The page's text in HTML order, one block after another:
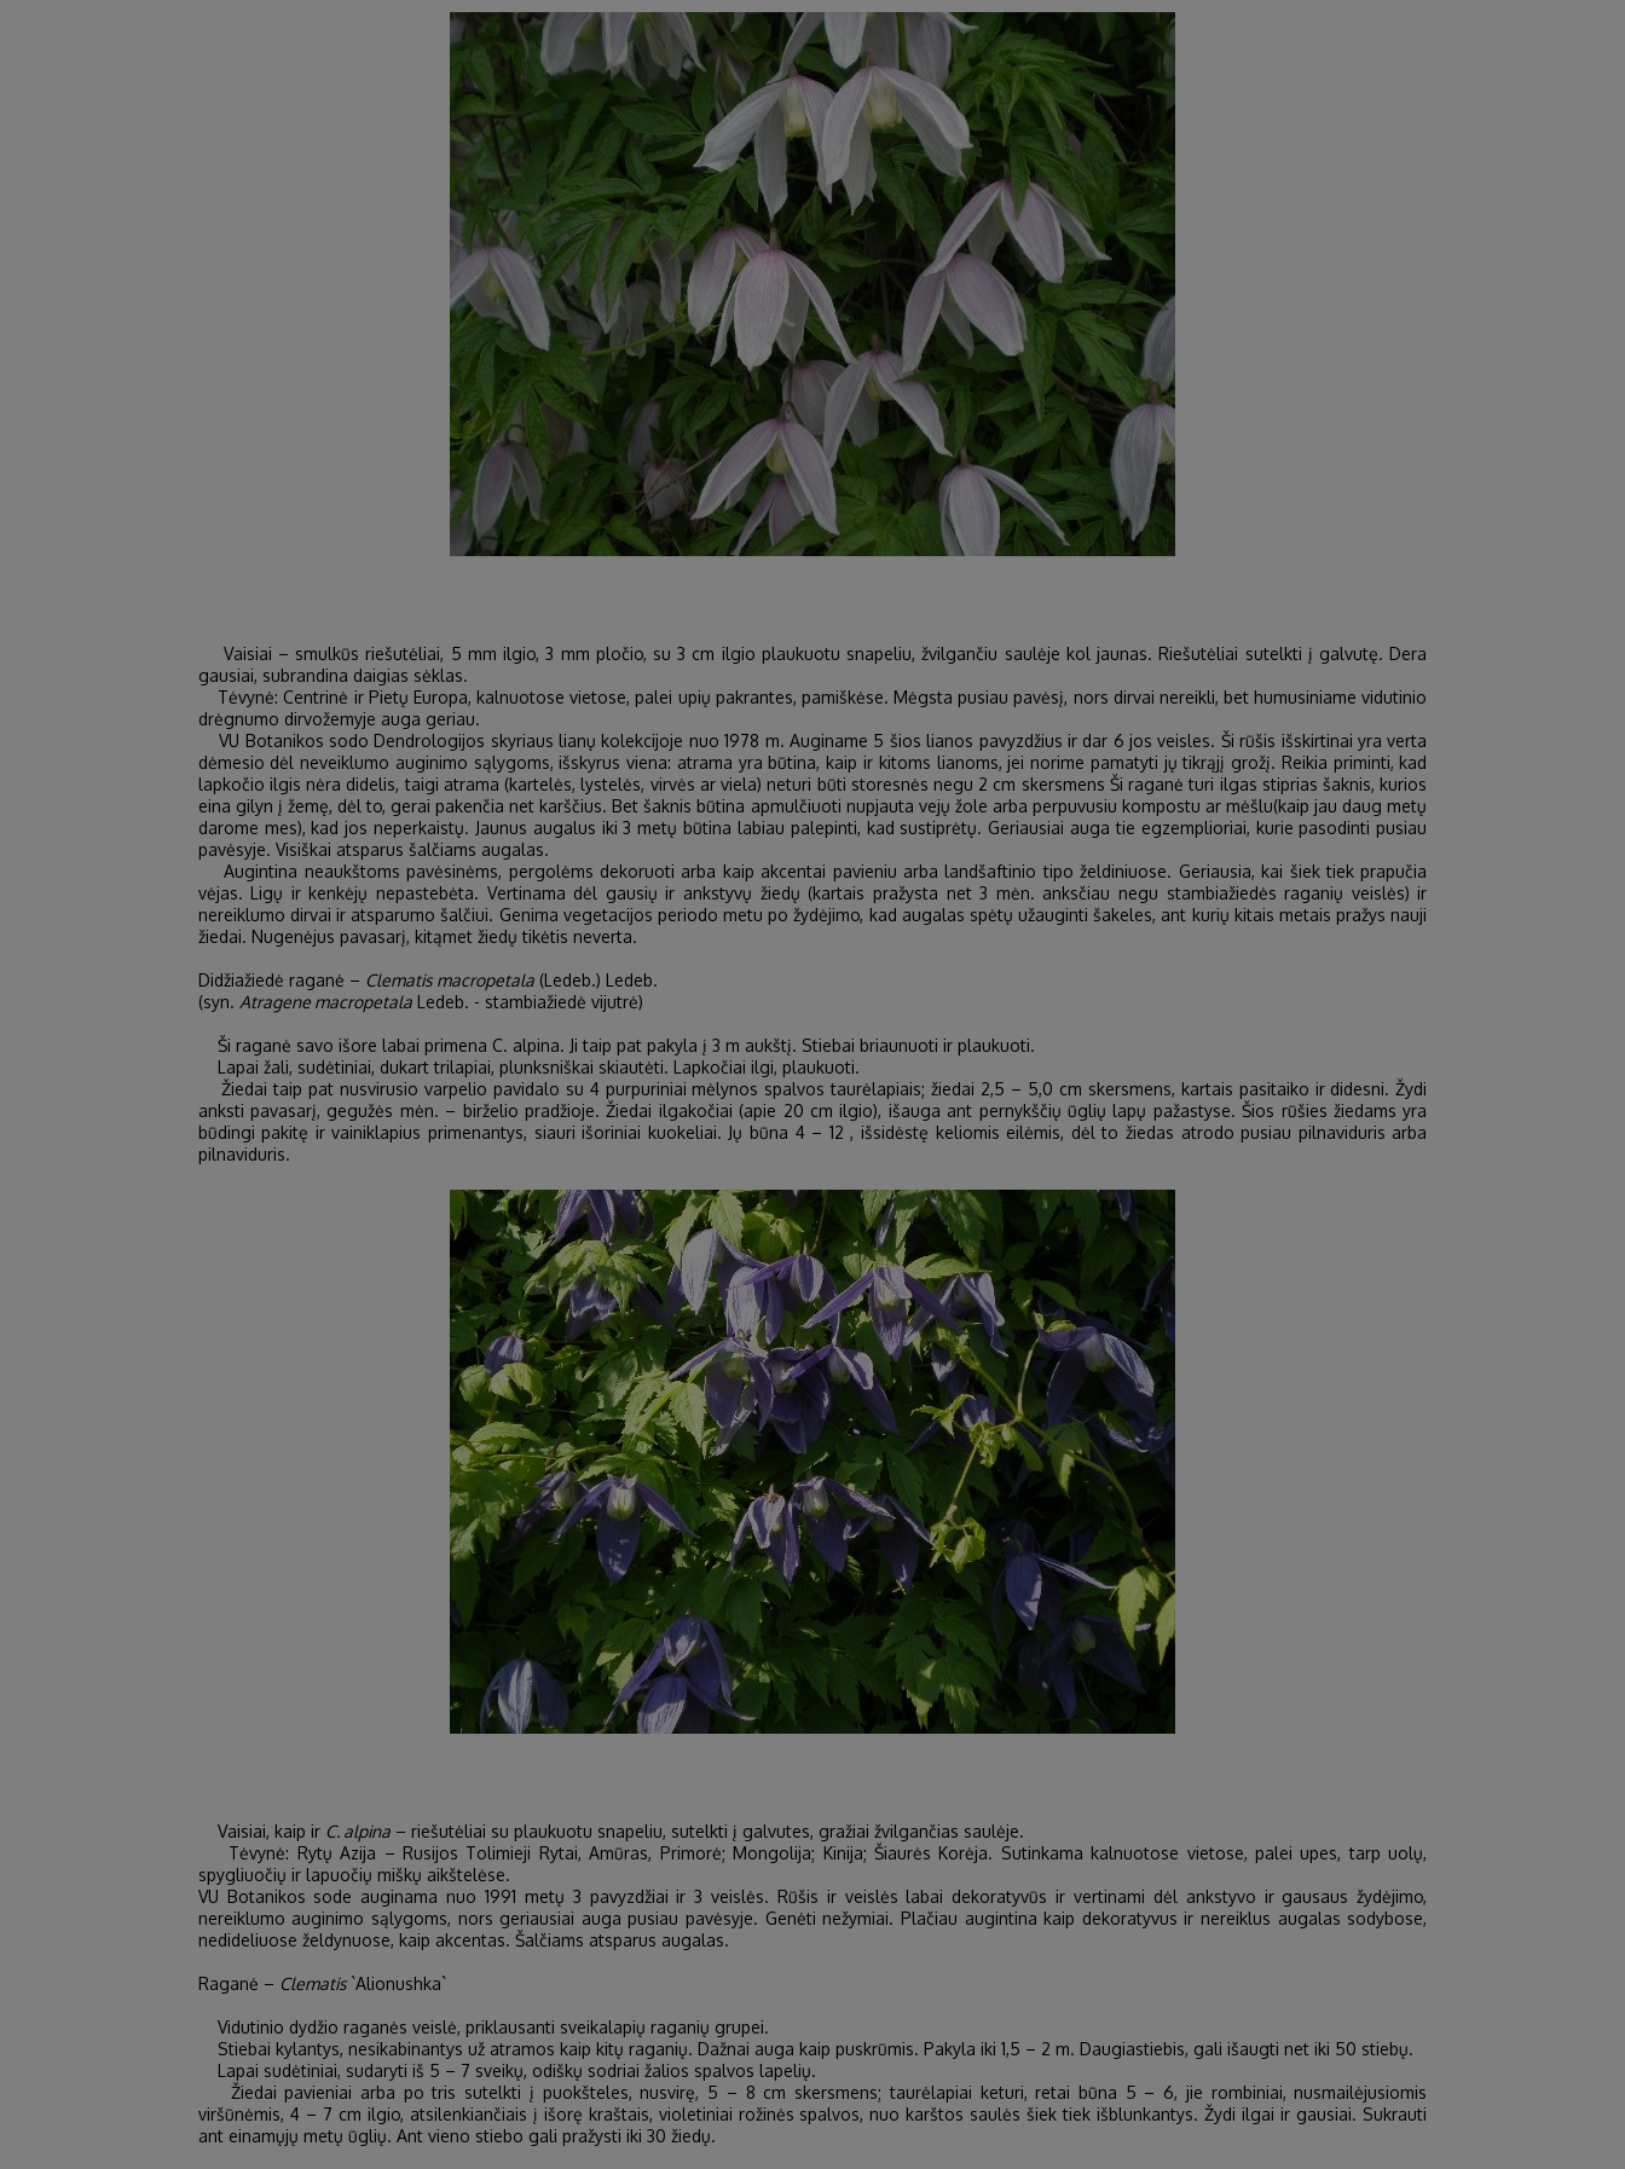
Vaisiai – smulkūs riešutėliai, 5 mm ilgio, 3 mm pločio, su 3 cm ilgio plaukuotu snapeliu, žvilgančiu saulėje kol jaunas. Riešutėliai sutelkti į galvutę. Dera
gausiai, subrandina daigias sėklas.
Tėvynė: Centrinė ir Pietų Europa, kalnuotose vietose, palei upių pakrantes, pamiškėse. Mėgsta pusiau pavėsį, nors dirvai nereikli, bet humusiniame vidutinio
drėgnumo dirvožemyje auga geriau.
VU Botanikos sodo Dendrologijos skyriaus lianų kolekcijoje nuo 1978 m. Auginame 5 šios lianos pavyzdžius ir dar 6 jos veisles. Ši rūšis išskirtinai yra verta
dėmesio dėl neveiklumo auginimo sąlygoms, išskyrus viena: atrama yra būtina, kaip ir kitoms lianoms, jei norime pamatyti jų tikrąjį grožį. Reikia priminti, kad
lapkočio ilgis nėra didelis, taigi atrama (kartelės, lystelės, virvės ar viela) neturi būti storesnės negu 2 cm skersmens Ši raganė turi ilgas stiprias šaknis, kurios
eina gilyn į žemę, dėl to, gerai pakenčia net karščius. Bet šaknis būtina apmulčiuoti nupjauta vejų žole arba perpuvusiu kompostu ar mėšlu(kaip jau daug metų
darome mes), kad jos neperkaistų. Jaunus augalus iki 3 metų būtina labiau palepinti, kad sustiprėtų. Geriausiai auga tie egzemplioriai, kurie pasodinti pusiau
pavėsyje. Visiškai atsparus šalčiams augalas.
Augintina neaukštoms pavėsinėms, pergolėms dekoruoti arba kaip akcentai pavieniu arba landšaftinio tipo želdiniuose. Geriausia, kai šiek tiek prapučia
vėjas. Ligų ir kenkėjų nepastebėta. Vertinama dėl gausių ir ankstyvų žiedų (kartais pražysta net 3 mėn. anksčiau negu stambiažiedės raganių veislės) ir
nereiklumo dirvai ir atsparumo šalčiui. Genima vegetacijos periodo metu po žydėjimo, kad augalas spėtų užauginti šakeles, ant kurių kitais metais pražys nauji
žiedai. Nugenėjus pavasarį, kitąmet žiedų tikėtis neverta.
Didžiažiedė raganė – Clematis macropetala(Ledeb.) Ledeb.
(syn. Atragene macropetalaLedeb. - stambiažiedė vijutrė)
Ši raganė savo išore labai primena C. alpina. Ji taip pat pakyla į 3 m aukštį. Stiebai briaunuoti ir plaukuoti.
Lapai žali, sudėtiniai, dukart trilapiai, plunksniškai skiautėti. Lapkočiai ilgi, plaukuoti.
Žiedai taip pat nusvirusio varpelio pavidalo su 4 purpuriniai mėlynos spalvos taurėlapiais; žiedai 2,5 – 5,0 cm skersmens, kartais pasitaiko ir didesni. Žydi
anksti pavasarį, gegužės mėn. – birželio pradžioje. Žiedai ilgakočiai (apie 20 cm ilgio), išauga ant pernykščių ūglių lapų pažastyse. Šios rūšies žiedams yra
būdingi pakitę ir vainiklapius primenantys, siauri išoriniai kuokeliai. Jų būna 4 – 12 , išsidėstę keliomis eilėmis, dėl to žiedas atrodo pusiau pilnaviduris arba
pilnaviduris.
Vaisiai, kaip ir C. alpina– riešutėliai su plaukuotu snapeliu, sutelkti į galvutes, gražiai žvilgančias saulėje.
Tėvynė: Rytų Azija – Rusijos Tolimieji Rytai, Amūras, Primorė; Mongolija; Kinija; Šiaurės Korėja. Sutinkama kalnuotose vietose, palei upes, tarp uolų,
spygliuočių ir lapuočių miškų aikštelėse.
VU Botanikos sode auginama nuo 1991 metų 3 pavyzdžiai ir 3 veislės. Rūšis ir veislės labai dekoratyvūs ir vertinami dėl ankstyvo ir gausaus žydėjimo,
nereiklumo auginimo sąlygoms, nors geriausiai auga pusiau pavėsyje. Genėti nežymiai. Plačiau augintina kaip dekoratyvus ir nereiklus augalas sodybose,
nedideliuose želdynuose, kaip akcentas. Šalčiams atsparus augalas.
Raganė – Clematis `Alionushka`
Vidutinio dydžio raganės veislė, priklausanti sveikalapių raganių grupei.
Stiebai kylantys, nesikabinantys už atramos kaip kitų raganių. Dažnai auga kaip puskrūmis. Pakyla iki 1,5 – 2 m. Daugiastiebis, gali išaugti net iki 50 stiebų.
Lapai sudėtiniai, sudaryti iš 5 – 7 sveikų, odiškų sodriai žalios spalvos lapelių.
Žiedai pavieniai arba po tris sutelkti į puokšteles, nusvirę, 5 – 8 cm skersmens; taurėlapiai keturi, retai būna 5 – 6, jie rombiniai, nusmailėjusiomis
viršūnėmis, 4 – 7 cm ilgio, atsilenkiančiais į išorę kraštais, violetiniai rožinės spalvos, nuo karštos saulės šiek tiek išblunkantys. Žydi ilgai ir gausiai. Sukrauti
ant einamųjų metų ūglių. Ant vieno stiebo gali pražysti iki 30 žiedų.